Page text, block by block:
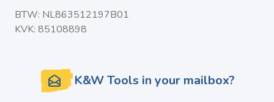
BTW: NL863512197B01
KVK: 85108898
K&W Tools in your mailbox?